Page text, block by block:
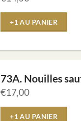
+1 AU PANIER
73A. Nouilles
€17,00
+1 AU PANIER